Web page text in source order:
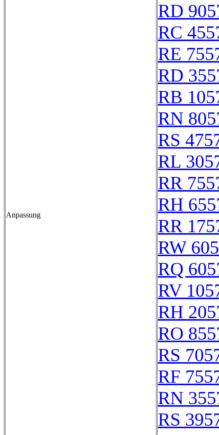
Anpassung
RD
RC
RE
RD
RB
RN
RS
RL
RR
RH
RR
RW
RQ
RV
RH
RO
RS
RF
RN
RS